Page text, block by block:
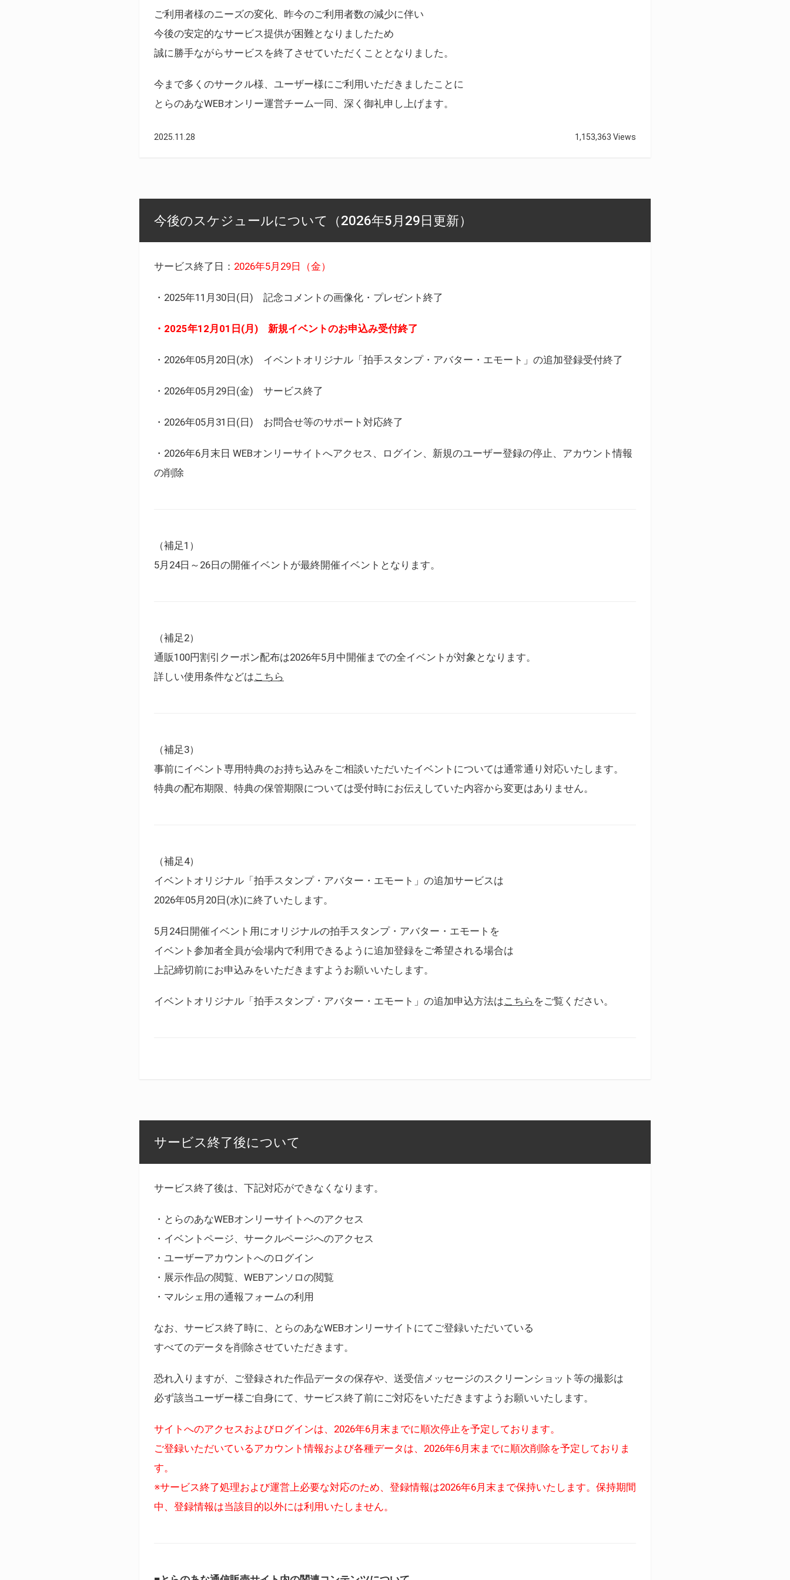
ご利用者様のニーズの変化、昨今のご利用者数の減少に伴い
今後の安定的なサービス提供が困難となりましたため
誠に勝手ながらサービスを終了させていただくこととなりました。
今まで多くのサークル様、ユーザー様にご利用いただきましたことに
とらのあなWEBオンリー運営チーム一同、深く御礼申し上げます。
2025.11.28 1,153,363 Views
今後のスケジュールについて（2026年5月29日更新）
サービス終了日： 2026年5月29日（金）
・2025年11月30日(日) 記念コメントの画像化・プレゼント終了
・2025年12月01日(月) 新規イベントのお申込み受付終了
・2026年05月20日(水) イベントオリジナル「拍手スタンプ・アバター・エモート」の追加登録受付終了
・2026年05月29日(金) サービス終了
・2026年05月31日(日) お問合せ等のサポート対応終了
・2026年6月末日 WEBオンリーサイトへアクセス、ログイン、新規のユーザー登録の停止、アカウント情報
の削除
（補足1）
5月24日～26日の開催イベントが最終開催イベントとなります。
（補足2）
通販100円割引クーポン配布は2026年5月中開催までの全イベントが対象となります。
詳しい使用条件などはこちら
（補足3）
事前にイベント専用特典のお持ち込みをご相談いただいたイベントについては通常通り対応いたします。
特典の配布期限、特典の保管期限については受付時にお伝えしていた内容から変更はありません。
（補足4）
イベントオリジナル「拍手スタンプ・アバター・エモート」の追加サービスは
2026年05月20日(水)に終了いたします。
5月24日開催イベント用にオリジナルの拍手スタンプ・アバター・エモートを
イベント参加者全員が会場内で利用できるように追加登録をご希望される場合は
上記締切前にお申込みをいただきますようお願いいたします。
イベントオリジナル「拍手スタンプ・アバター・エモート」の追加申込方法はこちら をご覧ください。
サービス終了後について
サービス終了後は、下記対応ができなくなります。
・とらのあなWEBオンリーサイトへのアクセス
・イベントページ、サークルページへのアクセス
・ユーザーアカウントへのログイン
・展示作品の閲覧、WEBアンソロの閲覧
・マルシェ用の通報フォームの利用
なお、サービス終了時に、とらのあなWEBオンリーサイトにてご登録いただいている
すべてのデータを削除させていただきます。
恐れ入りますが、ご登録された作品データの保存や、送受信メッセージのスクリーンショット等の撮影は
必ず該当ユーザー様ご自身にて、サービス終了前にご対応をいただきますようお願いいたします。
サイトへのアクセスおよびログインは、2026年6月末までに順次停止を予定しております。
ご登録いただいているアカウント情報および各種データは、2026年6月末までに順次削除を予定しておりま
す。
※サービス終了処理および運営上必要な対応のため、登録情報は2026年6月末まで保持いたします。保持期間
中、登録情報は当該目的以外には利用いたしません。